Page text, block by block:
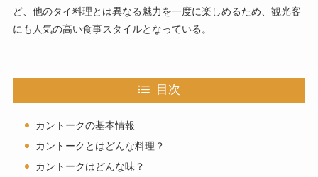
ど、他のタイ料理とは異なる魅力を一度に楽しめるため、観光客
にも人気の高い食事スタイルとなっている。
目次
カントークの基本情報
カントークとはどんな料理？
カントークはどんな味？